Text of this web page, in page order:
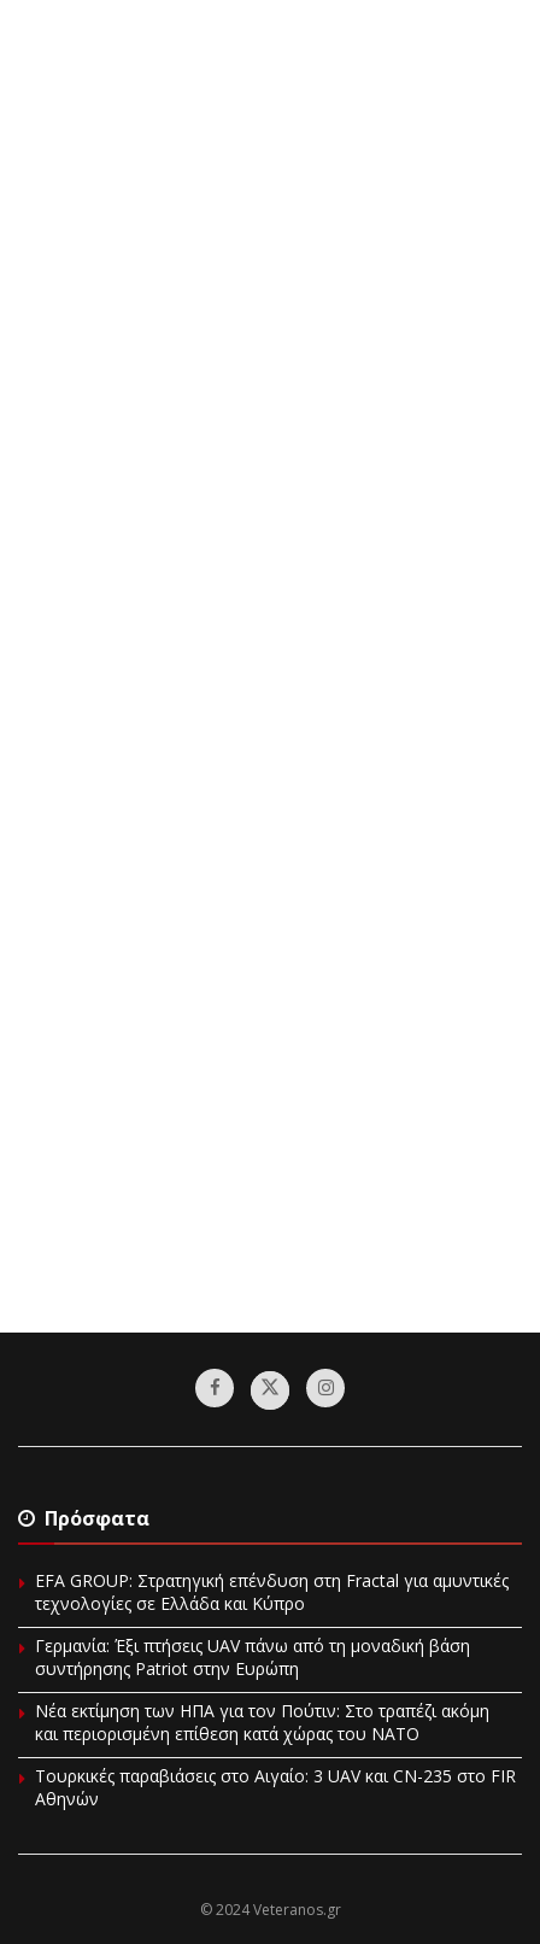
Πρόσφατα
EFA GROUP: Στρατηγική επένδυση στη Fractal για αμυντικές
τεχνολογίες σε Ελλάδα και Κύπρο
Γερμανία: Έξι πτήσεις UAV πάνω από τη μοναδική βάση
συντήρησης Patriot στην Ευρώπη
Νέα εκτίμηση των ΗΠΑ για τον Πούτιν: Στο τραπέζι ακόμη
και περιορισμένη επίθεση κατά χώρας του ΝΑΤΟ
Τουρκικές παραβιάσεις στο Αιγαίο: 3 UAV και CN-235 στο FIR
Αθηνών
© 2024 Veteranos.gr